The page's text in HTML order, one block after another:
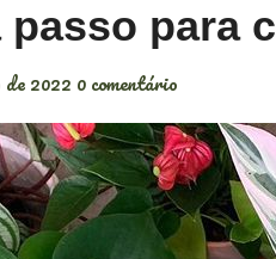
passo para
2022 0 comentário